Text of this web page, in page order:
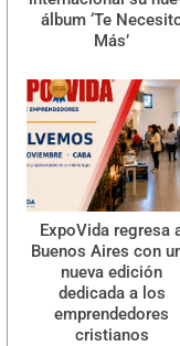
álbum ‘Te
Más’
ExpoVida regresa
Buenos Aires con
nueva edición
dedicada a los
emprendedores
cristianos